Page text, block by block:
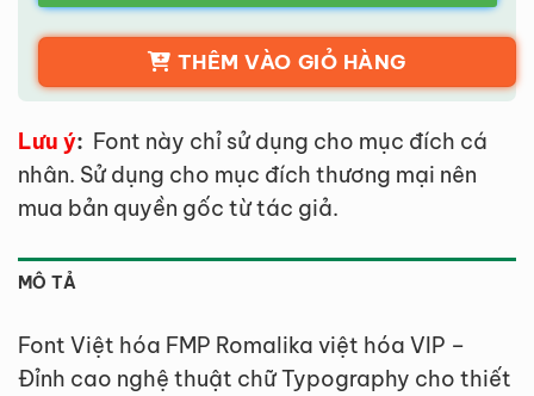
THÊM VÀO GIỎ HÀNG
Lưu ý: Font này chỉ sử dụng cho mục đích cá
nhân. Sử dụng cho mục đích thương mại nên
mua bản quyền gốc từ tác giả.
MÔ TẢ
Font Việt hóa FMP Romalika việt hóa VIP –
Đỉnh cao nghệ thuật chữ Typography cho thiết